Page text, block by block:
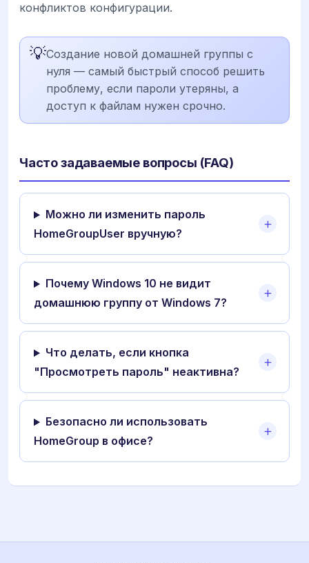
конфликтов конфигурации.
💡Создание новой домашней группы с
нуля — самый быстрый способ решить
проблему, если пароли утеряны, а
доступ к файлам нужен срочно.
Часто задаваемые вопросы (FAQ)
Можно ли изменить пароль
HomeGroupUser вручную?
Почему Windows 10 не видит
домашнюю группу от Windows 7?
Что делать, если кнопка
"Просмотреть пароль" неактивна?
Безопасно ли использовать
HomeGroup в офисе?